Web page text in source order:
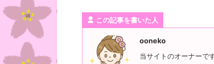
この記事を書いた人
ooneko
当サイトのオーナーで